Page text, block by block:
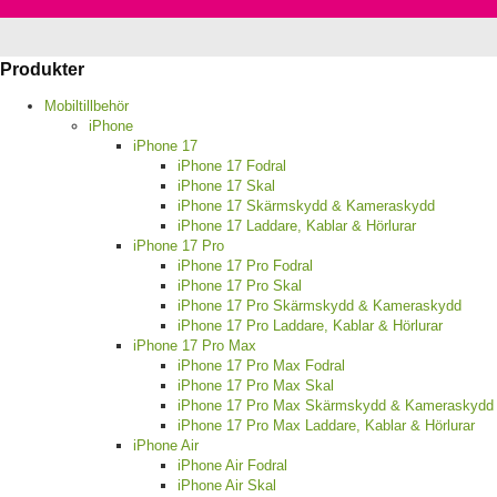
Produkter
Mobiltillbehör
iPhone
iPhone 17
iPhone 17 Fodral
iPhone 17 Skal
iPhone 17 Skärmskydd & Kameraskydd
iPhone 17 Laddare, Kablar & Hörlurar
iPhone 17 Pro
iPhone 17 Pro Fodral
iPhone 17 Pro Skal
iPhone 17 Pro Skärmskydd & Kameraskydd
iPhone 17 Pro Laddare, Kablar & Hörlurar
iPhone 17 Pro Max
iPhone 17 Pro Max Fodral
iPhone 17 Pro Max Skal
iPhone 17 Pro Max Skärmskydd & Kameraskydd
iPhone 17 Pro Max Laddare, Kablar & Hörlurar
iPhone Air
iPhone Air Fodral
iPhone Air Skal